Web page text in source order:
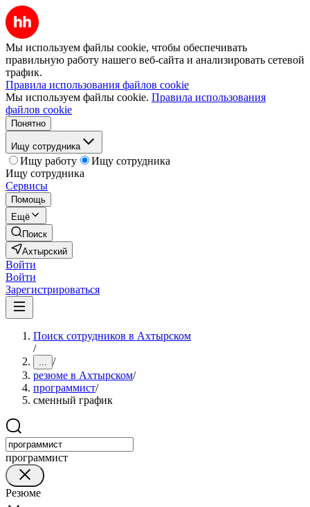
Мы используем файлы cookie, чтобы обеспечивать
правильную работу нашего веб-сайта и анализировать сетевой
трафик.
Правила использования файлов cookie
Мы используем файлы cookie. Правила использования
файлов cookie
Понятно
Ищу сотрудника
Ищу работу
Ищу сотрудника
Ищу сотрудника
Сервисы
Помощь
Ещё
Поиск
Ахтырский
Войти
Войти
Зарегистрироваться
Поиск сотрудников в Ахтырском
/
... /
резюме в Ахтырском/
программист/
сменный график
программист
Резюме